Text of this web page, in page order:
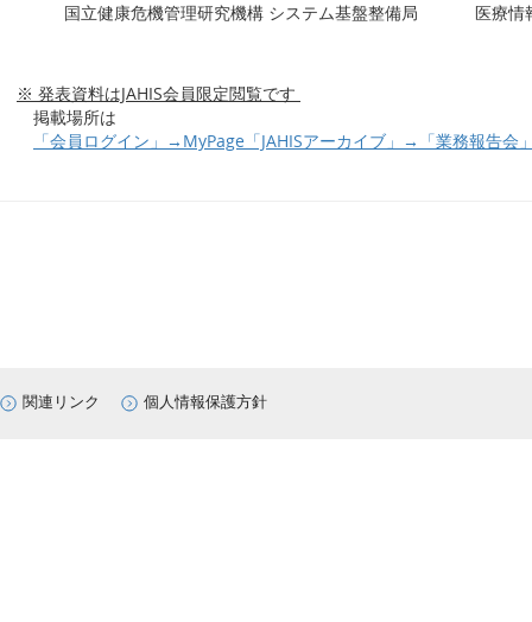
国立健康危機管理研究機構 システム基盤整備局
医療情
※ 発表資料はJAHIS会員限定閲覧です
掲載場所は
「会員ログイン」→MyPage「JAHISアーカイブ」→「業務報告会
関連リンク 個人情報保護方針